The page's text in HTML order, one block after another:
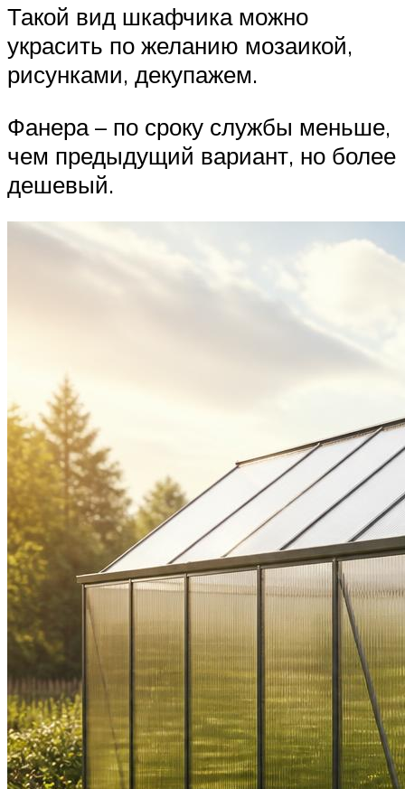
Такой вид шкафчика можно
украсить по желанию мозаикой,
рисунками, декупажем.
Фанера – по сроку службы меньше,
чем предыдущий вариант, но более
дешевый.